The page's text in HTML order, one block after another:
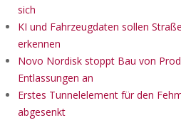
sich
KI und Fahrzeugdaten sollen
erkennen
Novo Nordisk stoppt Bau von
Entlassungen an
Erstes Tunnelelement für den
abgesenkt